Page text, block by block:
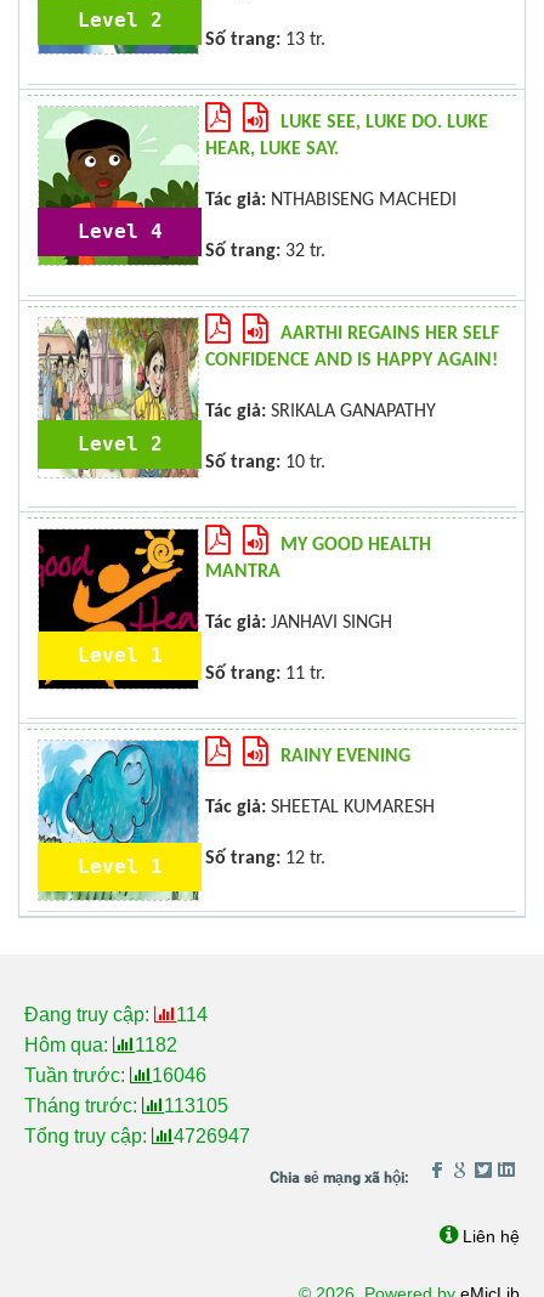
Level 2
Số trang: 13 tr.
Level 4
LUKE SEE, LUKE DO. LUKE
HEAR, LUKE SAY.
Tác giả: NTHABISENG MACHEDI
Số trang: 32 tr.
Level 2
AARTHI REGAINS HER SELF
CONFIDENCE AND IS HAPPY AGAIN!
Tác giả: SRIKALA GANAPATHY
Số trang: 10 tr.
Level 1
MY GOOD HEALTH
MANTRA
Tác giả: JANHAVI SINGH
Số trang: 11 tr.
Level 1
RAINY EVENING
Tác giả: SHEETAL KUMARESH
Số trang: 12 tr.
Đang truy cập:
114
Hôm qua:
1182
Tuần trước:
16046
Tháng trước:
113105
Tổng truy cập:
4726947
Liên hệ